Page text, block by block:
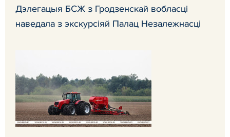
Дэлегацыя БСЖ з Гродзенскай вобласці
наведала з экскурсіяй Палац Незалежнасці